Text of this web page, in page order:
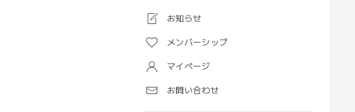
お知らせ
メンバーシップ
マイページ
お問い合わせ